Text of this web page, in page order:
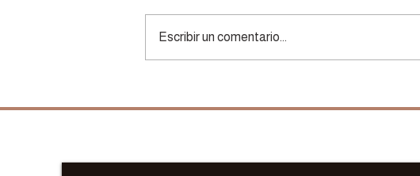
propósitos de año nuevo
Escribir un comentario...